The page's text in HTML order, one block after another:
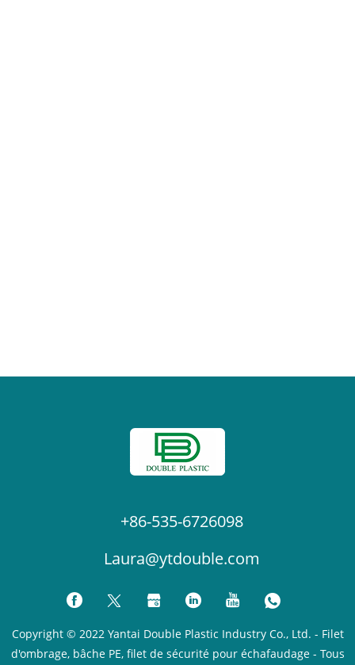
+86-535-6726098
Laura@ytdouble.com
Copyright © 2022 Yantai Double Plastic Industry Co., Ltd. - Filet
d'ombrage, bâche PE, filet de sécurité pour échafaudage - Tous